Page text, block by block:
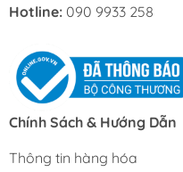
Hotline: 090 9933 258
Chính Sách & Hướng Dẫn
Thông tin hàng hóa